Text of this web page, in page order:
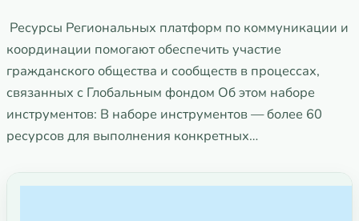
Ресурсы Региональных платформ по коммуникации и
координации помогают обеспечить участие
гражданского общества и сообществ в процессах,
связанных с Глобальным фондом Об этом наборе
инструментов: В наборе инструментов — более 60
ресурсов для выполнения конкретных…